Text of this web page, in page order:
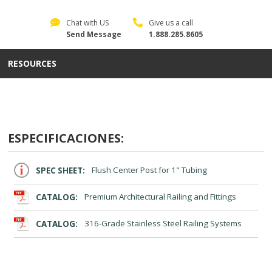
Chat with US
Send Message
Give us a call
1.888.285.8605
RESOURCES
ESPECIFICACIONES:
SPEC SHEET: Flush Center Post for 1" Tubing
CATALOG: Premium Architectural Railing and Fittings
CATALOG: 316-Grade Stainless Steel Railing Systems